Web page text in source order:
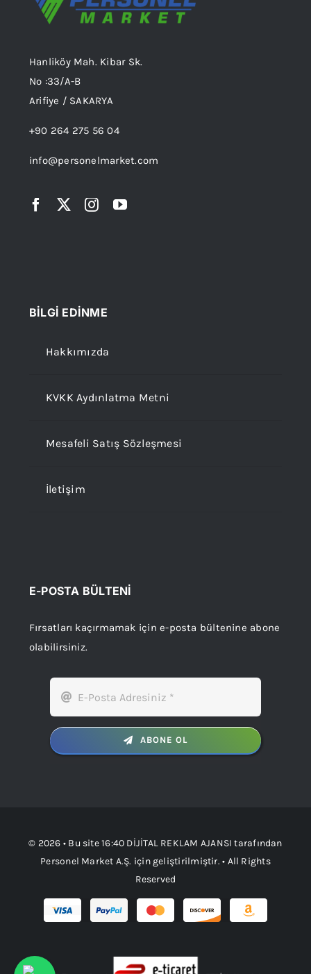
Hanliköy Mah. Kibar Sk.
No :33/A-B
Arifiye / SAKARYA
+90 264 275 56 04
info@personelmarket.com
BİLGİ EDİNME
Hakkımızda
KVKK Aydınlatma Metni
Mesafeli Satış Sözleşmesi
İletişim
E-POSTA BÜLTENİ
Fırsatları kaçırmamak için e-posta bültenine abone
olabilirsiniz.
ABONE OL
© 2026 • Bu site16:40 DİJİTAL REKLAM AJANSI tarafından
Personel Market A.Ş. için geliştirilmiştir. • All Rights
Reserved